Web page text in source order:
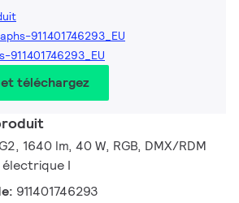
911401746293_EU
911401746293_EU
téléchargez
1640 lm, 40 W, RGB, DMX/RDM
électrique I
911401746293